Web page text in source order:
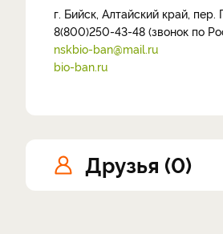
г. Бийск, Алтайский край, пер.
8(800)250-43-48 (звонок по
nskbio-ban@mail.ru
bio-ban.ru
Друзья (0)